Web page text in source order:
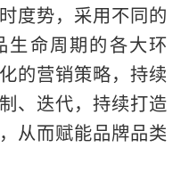
度势，采用不同的
生命周期的各大环
的营销策略，持续
、迭代，持续打造
从而赋能品牌品类